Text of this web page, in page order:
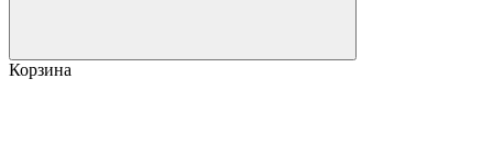
Корзина